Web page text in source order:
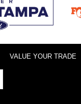
VALUE YOUR TRADE